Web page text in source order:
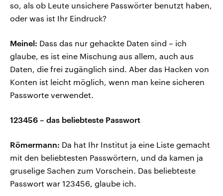
so, als ob Leute unsichere Passwörter benutzt haben,
oder was ist Ihr Eindruck?
Meinel: Dass das nur gehackte Daten sind – ich
glaube, es ist eine Mischung aus allem, auch aus
Daten, die frei zugänglich sind. Aber das Hacken von
Konten ist leicht möglich, wenn man keine sicheren
Passworte verwendet.
123456 – das beliebteste Passwort
Römermann: Da hat Ihr Institut ja eine Liste gemacht
mit den beliebtesten Passwörtern, und da kamen ja
gruselige Sachen zum Vorschein. Das beliebteste
Passwort war 123456, glaube ich.